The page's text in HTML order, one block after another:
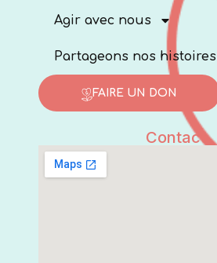
Agir avec nous
Partageons nos histoires
FAIRE UN DON
Contact